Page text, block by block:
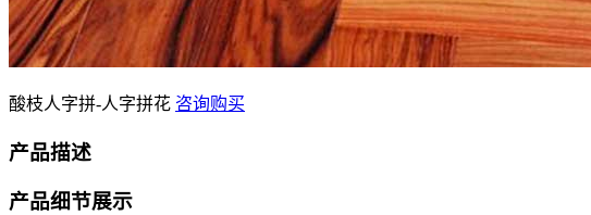
酸枝人字拼-人字拼花 咨询购买
产品描述
产品细节展示